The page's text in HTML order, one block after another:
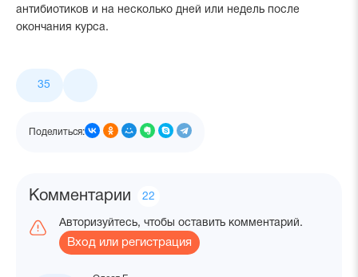
антибиотиков и на несколько дней или недель после
окончания курса.
Лайки
35
Поделиться:
Комментарии
Количество
22
Авторизуйтесь, чтобы оставить комментарий.
Вход или регистрация